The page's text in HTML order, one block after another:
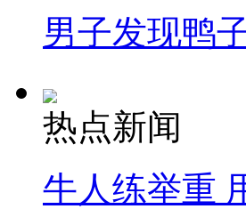
男子发现鸭
热点新闻
牛人练举重